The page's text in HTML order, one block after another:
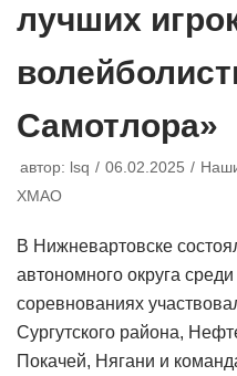
лучших
Самотлора»
автор: lsq 06.02.2025
ХМАО
В Нижневартовске
автономного округа
соревнованиях
Сургутского района,
Покачей, Нягани и